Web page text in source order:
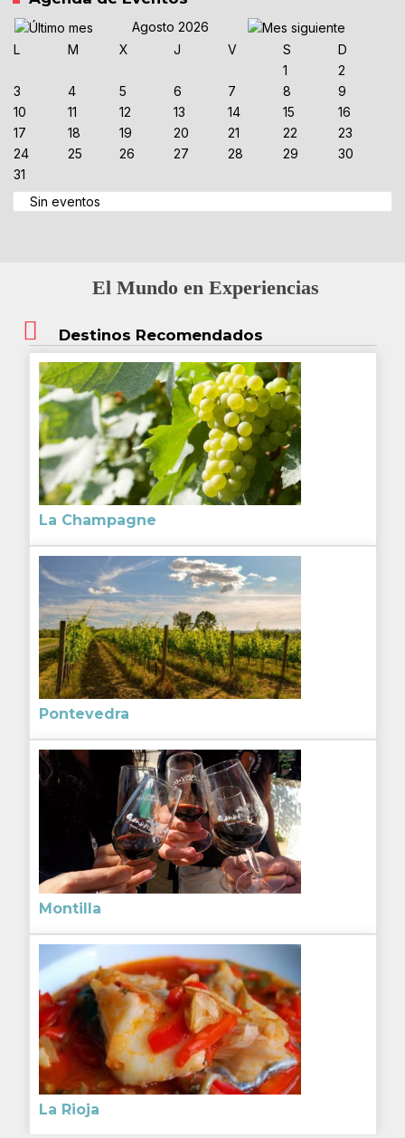
Agosto 2026
L
M X J V S
D
1
2
3
4 5 6 7 8
9
10
11 12 13 14 15
16
17
18 19 20 21 22
23
24
25 26 27 28 29
30
31
Sin eventos
El Mundo en Experiencias
Destinos Recomendados
La Champagne
Pontevedra
Montilla
La Rioja